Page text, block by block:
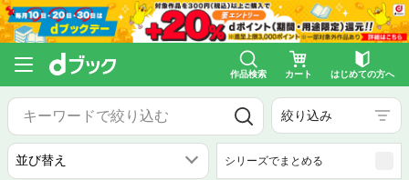
作品検索 カート はじめての方へ
絞り込み
シリーズでまとめる